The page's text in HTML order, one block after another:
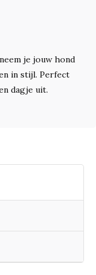
neem je jouw hond
in stijl. Perfect
dagje uit.